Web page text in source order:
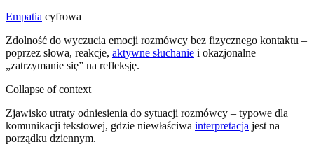
Empatia cyfrowa
Zdolność do wyczucia emocji rozmówcy bez fizycznego kontaktu –
poprzez słowa, reakcje, aktywne słuchanie i okazjonalne
„zatrzymanie się” na refleksję.
Collapse of context
Zjawisko utraty odniesienia do sytuacji rozmówcy – typowe dla
komunikacji tekstowej, gdzie niewłaściwa interpretacja jest na
porządku dziennym.